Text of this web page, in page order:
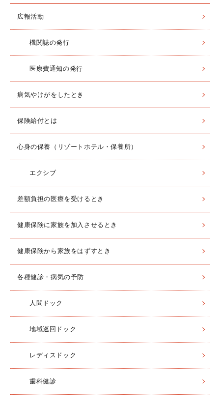
広報活動
機関誌の発行
医療費通知の発行
病気やけがをしたとき
保険給付とは
心身の保養（リゾートホテル・保養所）
エクシブ
差額負担の医療を受けるとき
健康保険に家族を加入させるとき
健康保険から家族をはずすとき
各種健診・病気の予防
人間ドック
地域巡回ドック
レディスドック
歯科健診